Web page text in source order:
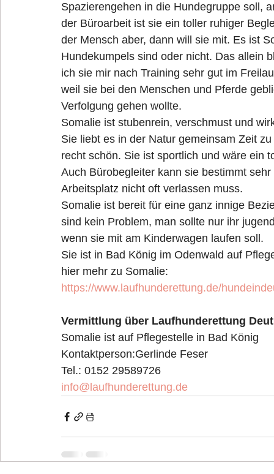
Spazierengehen in die Hundegruppe soll,
der Büroarbeit ist sie ein toller ruhiger
der Mensch aber, dann will sie mit. Es ist
Hundekumpels sind oder nicht. Das allein
ich sie mir nach Training sehr gut im
weil sie bei den Menschen und Pferde
Verfolgung gehen wollte.
Somalie ist stubenrein, verschmust und
Sie liebt es in der Natur gemeinsam Zeit
recht schön. Sie ist sportlich und wäre ein
Auch Bürobegleiter kann sie bestimmt
Arbeitsplatz nicht oft verlassen muss.
Somalie ist bereit für eine ganz innige
sind kein Problem, man sollte nur ihr
wenn sie mit am Kinderwagen laufen soll.
Sie ist in Bad König im Odenwald auf
hier mehr zu Somalie:
https://www.laufhunderettung.de/
Vermittlung über Laufhunderettung
Somalie ist auf Pflegestelle in Bad König
Kontaktperson:Gerlinde Feser
Tel.: 0152 29589726
info@laufhunderettung.de